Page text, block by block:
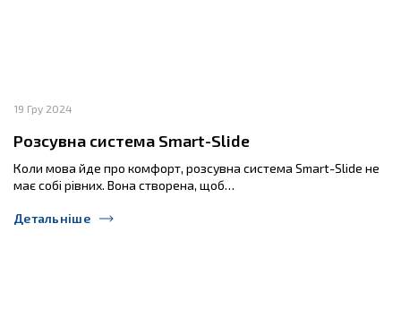
19 Гру 2024
Розсувна система Smart-Slide
Коли мова йде про комфорт, розсувна система Smart-Slide не
має собі рівних. Вона створена, щоб…
Детальніше